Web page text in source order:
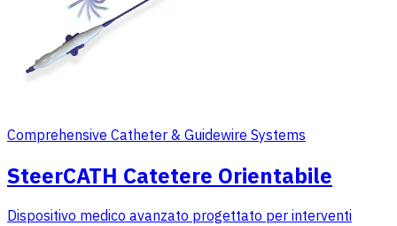
Comprehensive Catheter & Guidewire Systems
SteerCATH Catetere Orientabile
Dispositivo medico avanzato progettato per interventi